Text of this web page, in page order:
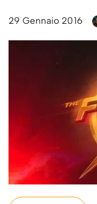
29 Gennaio 2016